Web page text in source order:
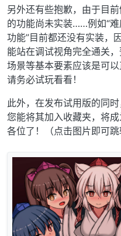
另外还有些抱歉，由于目
的功能尚未实装……例如“难
功能”目前都还没有实装，
能站在调试视角完全通关
场景等基本要素应该是可
请务必试玩看看！
此外，在发布试用版的同
您能将其加入收藏夹，将
各位了！（点击图片即可跳